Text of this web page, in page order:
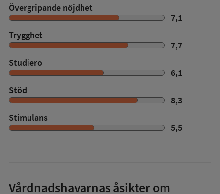
Övergripande nöjdhet
7,1
Trygghet
7,7
Studiero
6,1
Stöd
8,3
Stimulans
5,5
Vårdnadshavarnas åsikter om